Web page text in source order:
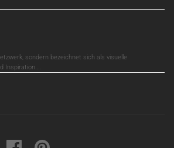
sondern bezeichnet sich als visuelle
Inspiration.…
Facebookpinterest